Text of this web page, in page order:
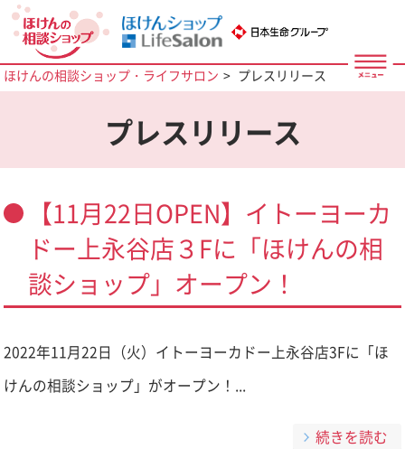
ほけんの相談ショップ・ライフサロン プレスリリース
プレスリリース
【11月22日OPEN】イトーヨーカ
ドー上永谷店３Fに「ほけんの相
談ショップ」オープン！
2022年11月22日（火）イトーヨーカドー上永谷店3Fに「ほ
けんの相談ショップ」がオープン！...
続きを読む